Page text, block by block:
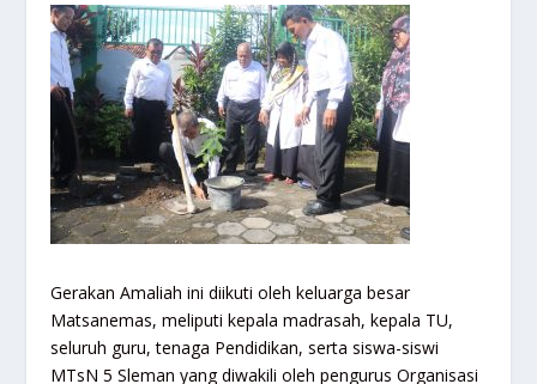
Gerakan Amaliah ini diikuti oleh keluarga besar
Matsanemas, meliputi kepala madrasah, kepala TU,
seluruh guru, tenaga Pendidikan, serta siswa-siswi
MTsN 5 Sleman yang diwakili oleh pengurus Organisasi